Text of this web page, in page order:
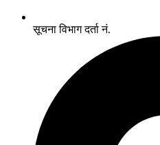
सूचना विभाग दर्ता नं.